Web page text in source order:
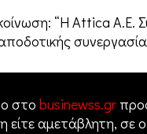
“Η Attica A.E.
στο businewss.gr
είτε αμετάβλητη,